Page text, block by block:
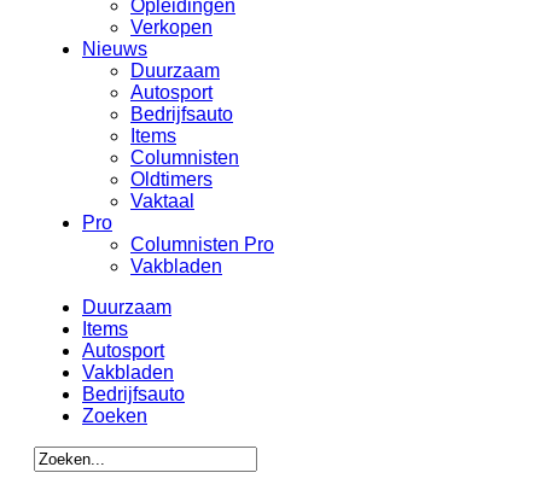
Opleidingen
Verkopen
Nieuws
Duurzaam
Autosport
Bedrijfsauto
Items
Columnisten
Oldtimers
Vaktaal
Pro
Columnisten Pro
Vakbladen
Duurzaam
Items
Autosport
Vakbladen
Bedrijfsauto
Zoeken